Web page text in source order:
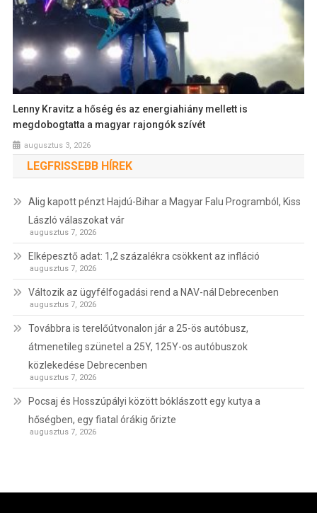
Lenny Kravitz a hőség és az energiahiány mellett is
megdobogtatta a magyar rajongók szívét
augusztus 3, 2026
LEGFRISSEBB HÍREK
Alig kapott pénzt Hajdú-Bihar a Magyar Falu Programból, Kiss
László válaszokat vár
augusztus 7, 2026
Elképesztő adat: 1,2 százalékra csökkent az infláció
augusztus 7, 2026
Változik az ügyfélfogadási rend a NAV-nál Debrecenben
augusztus 7, 2026
Továbbra is terelőútvonalon jár a 25-ös autóbusz,
átmenetileg szünetel a 25Y, 125Y-os autóbuszok
közlekedése Debrecenben
augusztus 7, 2026
Pocsaj és Hosszúpályi között bóklászott egy kutya a
hőségben, egy fiatal órákig őrizte
augusztus 7, 2026